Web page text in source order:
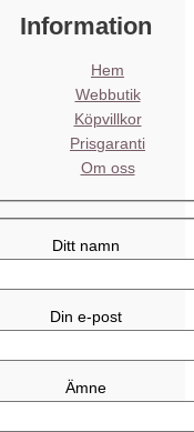
Information
Hem
Webbutik
Köpvillkor
Prisgaranti
Om oss
Ditt namn
Din e-post
Ämne